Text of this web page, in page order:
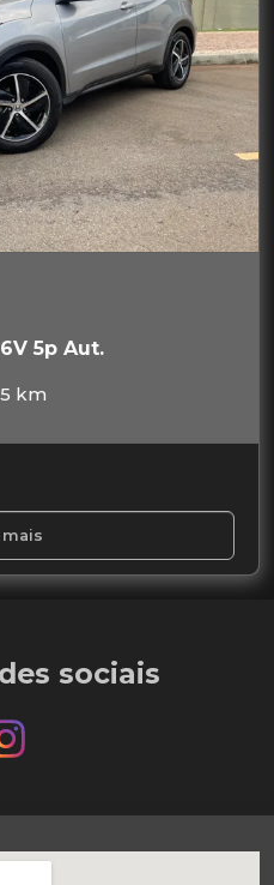
5p Aut.
km
mais
sociais